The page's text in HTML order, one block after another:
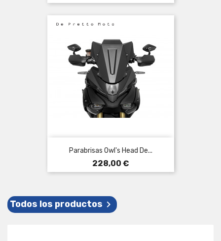
Parabrisas Owl's Head De...
Precio
228,00 €
Todos los productos 